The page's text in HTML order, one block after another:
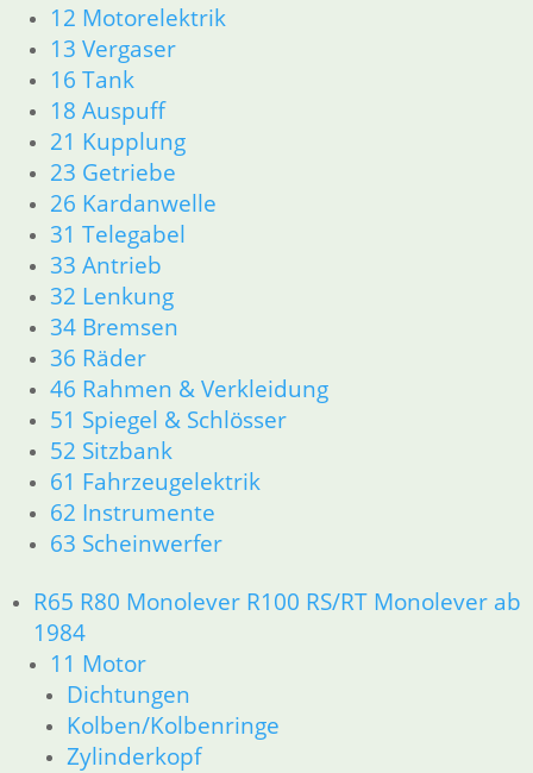
12 Motorelektrik
13 Vergaser
16 Tank
18 Auspuff
21 Kupplung
23 Getriebe
26 Kardanwelle
31 Telegabel
33 Antrieb
32 Lenkung
34 Bremsen
36 Räder
46 Rahmen & Verkleidung
51 Spiegel & Schlösser
52 Sitzbank
61 Fahrzeugelektrik
62 Instrumente
63 Scheinwerfer
R65 R80 Monolever R100 RS/RT Monolever ab
1984
11 Motor
Dichtungen
Kolben/Kolbenringe
Zylinderkopf
R26 & R27
11 Motor
Dichtungen
Zylinderkopf r26-r27
12 Motorelektrik
13 Vergaser
16 Tank
18 Auspuff
21 Kupplung
23 Getriebe
26 Kardanwelle
31 Telegabel
32 Lenkung
33 Antrieb
34 Bremsen
36 Räder
46 Rahmen & Verkleidung R26 R27
51 Spiegel & Schlösser
61 Fahrzeugelektrik
62 Instrumente
R50 R69/S
11 Motor
Dichtungen
Zylinderkopf
12 Motorelektrik
13 Vergaser
16 Tank